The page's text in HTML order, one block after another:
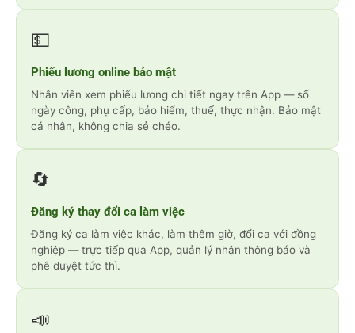
💵
Phiếu lương online bảo mật
Nhân viên xem phiếu lương chi tiết ngay trên App — số
ngày công, phụ cấp, bảo hiểm, thuế, thực nhận. Bảo mật
cá nhân, không chia sẻ chéo.
🔄
Đăng ký thay đổi ca làm việc
Đăng ký ca làm việc khác, làm thêm giờ, đổi ca với đồng
nghiệp — trực tiếp qua App, quản lý nhận thông báo và
phê duyệt tức thì.
📣